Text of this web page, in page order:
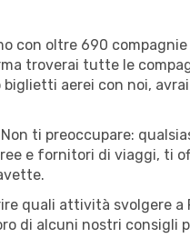
con oltre 690
troverai tutte le
biglietti aerei con noi,
ti preoccupare:
e fornitori di viaggi, ti
quali attività svolgere
di alcuni nostri consigli